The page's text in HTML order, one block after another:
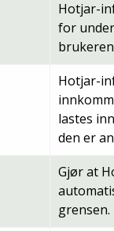
Hotjar-
for
Hotjar-
lastes
den er
Gjør at
grensen.